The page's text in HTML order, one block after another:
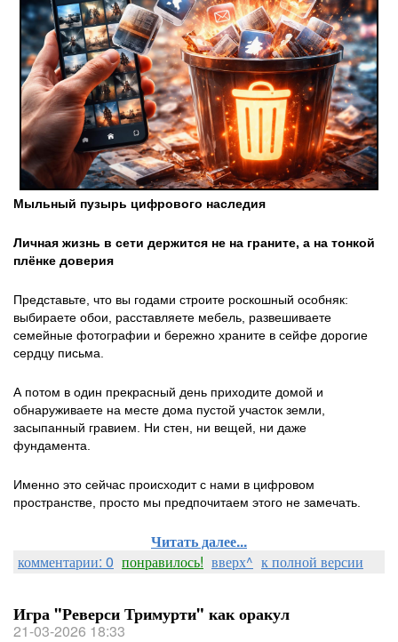
Мыльный пузырь цифрового наследия
Личная жизнь в сети держится не на граните, а на тонкой
плёнке доверия
Представьте, что вы годами строите роскошный особняк:
выбираете обои, расставляете мебель, развешиваете
семейные фотографии и бережно храните в сейфе дорогие
сердцу письма.
А потом в один прекрасный день приходите домой и
обнаруживаете на месте дома пустой участок земли,
засыпанный гравием. Ни стен, ни вещей, ни даже
фундамента.
Именно это сейчас происходит с нами в цифровом
пространстве, просто мы предпочитаем этого не замечать.
Читать далее...
комментарии: 0 понравилось! вверх^ к полной версии
Игра "Реверси Тримурти" как оракул
21-03-2026 18:33